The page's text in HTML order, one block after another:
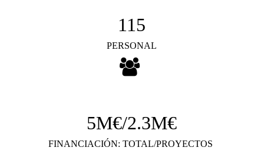
115
PERSONAL
5M€/2.3M€
FINANCIACIÓN: TOTAL/PROYECTOS